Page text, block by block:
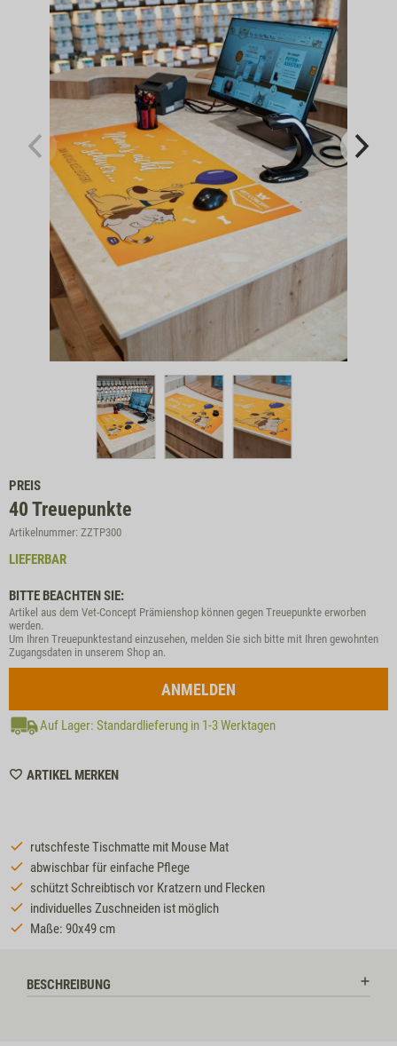
PREIS
40 Treuepunkte
Artikelnummer: ZZTP300
LIEFERBAR
BITTE BEACHTEN SIE:
Artikel aus dem Vet-Concept Prämienshop können gegen Treuepunkte erworben
werden.
Um Ihren Treuepunktestand einzusehen, melden Sie sich bitte mit Ihren gewohnten
Zugangsdaten in unserem Shop an.
ANMELDEN
Auf Lager: Standardlieferung in 1-3 Werktagen
ARTIKEL MERKENWISHLIST
rutschfeste Tischmatte mit Mouse Mat
abwischbar für einfache Pflege
schützt Schreibtisch vor Kratzern und Flecken
individuelles Zuschneiden ist möglich
Maße: 90x49 cm
BESCHREIBUNG